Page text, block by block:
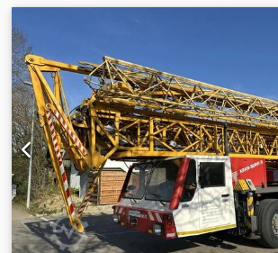
Ako imate pitanja ili ste zainteresirani,
kontaktirajte.